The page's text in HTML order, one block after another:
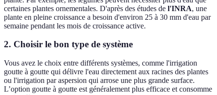
certaines plantes ornementales. D'après des études de l'INRA, une
plante en pleine croissance a besoin d'environ 25 à 30 mm d'eau par
semaine pendant les mois de croissance active.
2. Choisir le bon type de système
Vous avez le choix entre différents systèmes, comme l'irrigation
goutte à goutte qui délivre l'eau directement aux racines des plantes
ou l'irrigation par aspersion qui arrose une plus grande surface.
L’option goutte à goutte est généralement plus efficace et consomme